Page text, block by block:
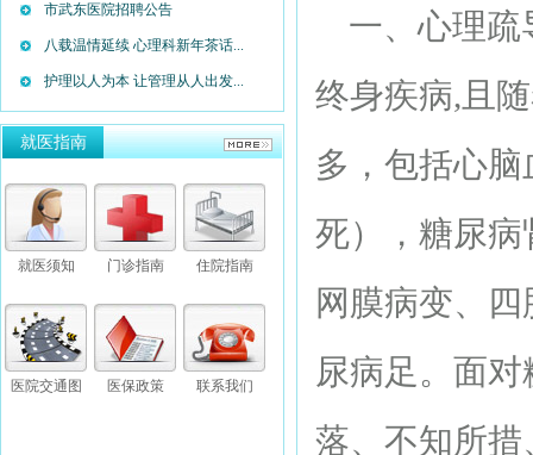
市武东医院招聘公告
八载温情延续 心理科新年茶话...
护理以人为本 让管理从人出发...
就医指南
就医须知 门诊指南 住院指南
医院交通图 医保政策 联系我们
一、心理疏
终身疾病,且
多，包括心
死），糖尿
网膜病变、
尿病足。面
落、不知所